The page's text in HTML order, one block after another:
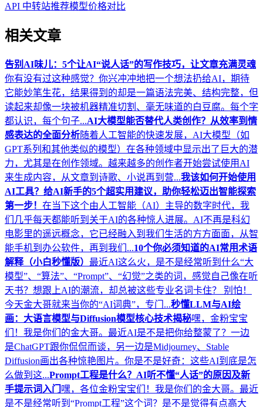
API 中转站推荐模型价格对比
相关文章
告别AI味儿：5个让AI“说人话”的写作技巧，让文章充满灵魂
你有没有过这种感觉？你兴冲冲地把一个想法扔给AI，期待
它能妙笔生花，结果得到的却是一篇语法完美、结构完整，但
读起来却像一块被机器精准切割、毫无味道的白豆腐。每个字
都认识，每个句子...AI大模型能否替代人类创作？从效率到情
感表达的全面分析随着人工智能的快速发展，AI大模型（如
GPT系列和其他类似的模型）在各种领域中显示出了巨大的潜
力，尤其是在创作领域。越来越多的创作者开始尝试使用AI
来生成内容，从文章到诗歌、小说再到营...我该如何开始使用
AI工具？给AI新手的5个超实用建议，助你轻松迈出智能探索
第一步！ 在当下这个由人工智能（AI）主导的数字时代，我
们几乎每天都能听到关于AI的各种惊人进展。AI不再是科幻
电影里的遥远概念，它已经融入到我们生活的方方面面，从智
能手机到办公软件，再到我们...10个你必须知道的AI常用术语
解释（小白秒懂版） 最近AI这么火，是不是经常听到什么“大
模型”、“算法”、“Prompt”、“幻觉”之类的词，感觉自己像在听
天书？想跟上AI的潮流，却总被这些专业名词卡住？ 别怕！
今天金大哥就来当你的“AI词典”，专门...秒懂LLM与AI绘
画：大语言模型与Diffusion模型核心技术揭秘嘿，金粉宝宝
们！我是你们的金大哥。最近AI是不是把你给整蒙了？一边
是ChatGPT跟你侃侃而谈，另一边是Midjourney、Stable
Diffusion画出各种惊艳图片。你是不是好奇：这些AI到底是怎
么做到这...Prompt工程是什么？AI听不懂“人话”的原因及新
手提示词入门 嘿，各位金粉宝宝们！我是你们的金大哥。最近
是不是经常听到“Prompt工程”这个词？是不是觉得有点高大